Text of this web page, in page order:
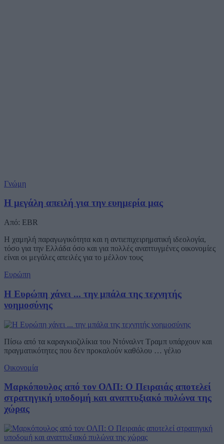
Γνώμη
Η μεγάλη απειλή για την ευημερία μας
Από: EBR
Η χαμηλή παραγωγικότητα και η αντιεπιχειρηματική ιδεολογία,
τόσο για την Ελλάδα όσο και για πολλές αναπτυγμένες οικονομίες
είναι οι μεγάλες απειλές για το μέλλον τους
Ευρώπη
Η Ευρώπη χάνει ... την μπάλα της τεχνητής
νοημοσύνης
Πίσω από τα καραγκιοζιλίκια του Ντόναλντ Τραμπ υπάρχουν και
πραγματικότητες που δεν προκαλούν καθόλου … γέλιο
Οικονομία
Μαρκόπουλος από τον ΟΛΠ: Ο Πειραιάς αποτελεί
στρατηγική υποδομή και αναπτυξιακό πυλώνα της
χώρας